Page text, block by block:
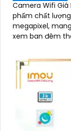
Camera Wifi Giá
phẩm chất
megapixel, mang đến
xem ban đêm